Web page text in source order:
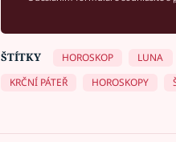
ŠTÍTKY HOROSKOP LUNA
KRČNÍ PÁTEŘ
HOROSKOPY